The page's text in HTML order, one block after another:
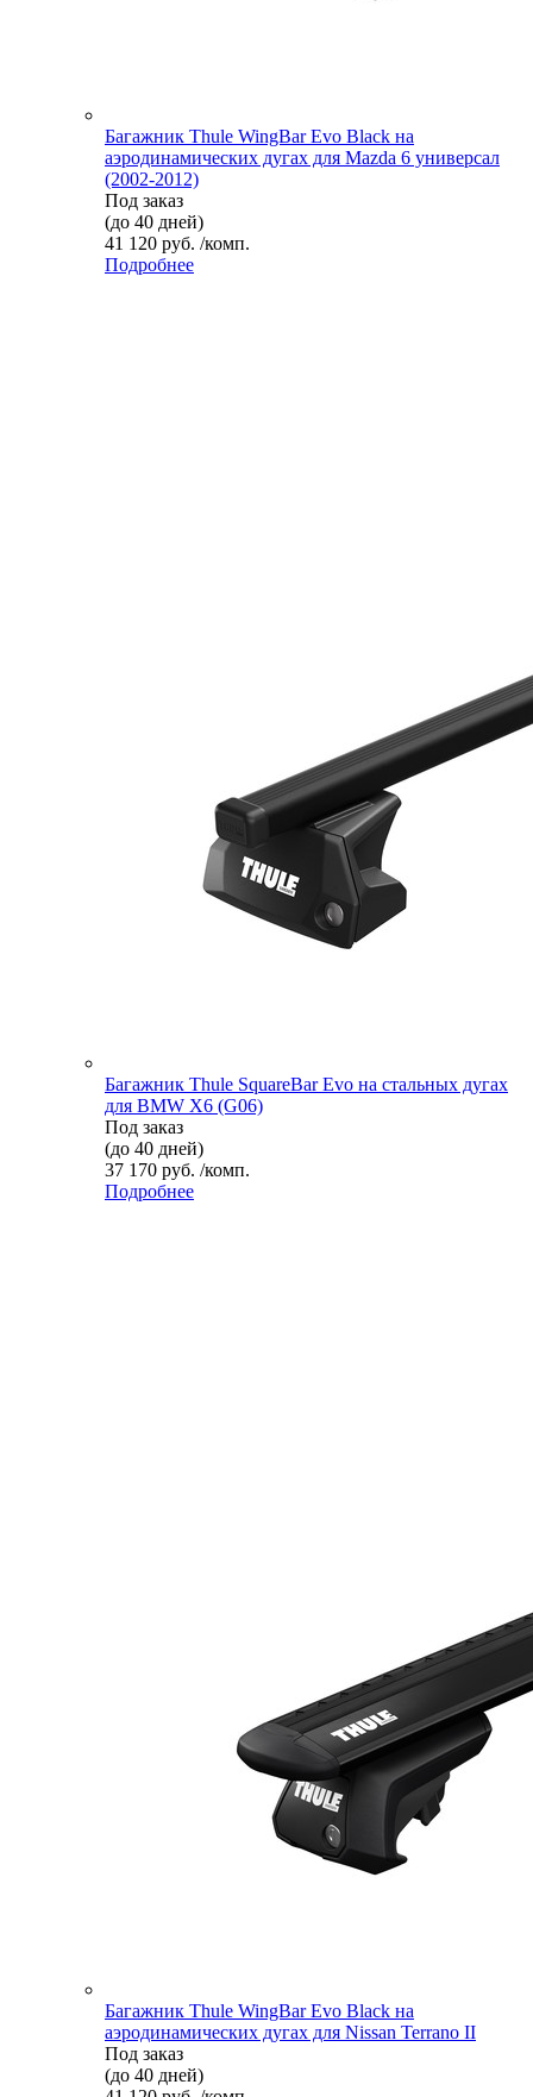
Багажник Thule WingBar Evo Black на
аэродинамических дугах для Mazda 6 универсал
(2002-2012)
Под заказ
(до 40 дней)
41 120 руб. /комп.
Подробнее
Багажник Thule SquareBar Evo на стальных дугах
для BMW X6 (G06)
Под заказ
(до 40 дней)
37 170 руб. /комп.
Подробнее
Багажник Thule WingBar Evo Black на
аэродинамических дугах для Nissan Terrano II
Под заказ
(до 40 дней)